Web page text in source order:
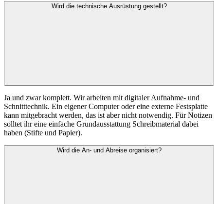
Wird die technische Ausrüstung gestellt?
Ja und zwar komplett. Wir arbeiten mit digitaler Aufnahme- und
Schnitttechnik. Ein eigener Computer oder eine externe Festsplatte
kann mitgebracht werden, das ist aber nicht notwendig. Für Notizen
solltet ihr eine einfache Grundausstattung Schreibmaterial dabei
haben (Stifte und Papier).
Wird die An- und Abreise organisiert?